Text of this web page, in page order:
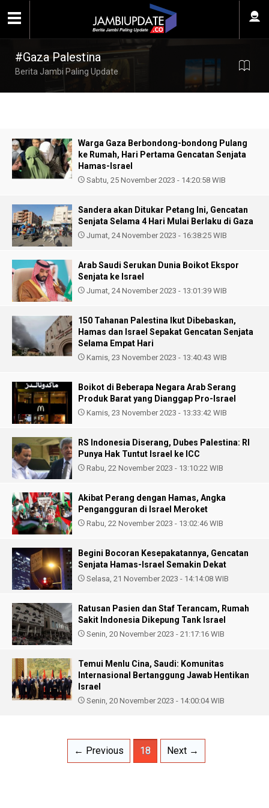
#Gaza Palestina
Berita Jambi Paling Update
Warga Gaza Berbondong-bondong Pulang
ke Rumah, Hari Pertama Gencatan Senjata
Hamas-Israel
Sabtu, 25 November 2023 - 14:20:58 WIB
Sandera akan Ditukar Petang Ini, Gencatan
Senjata Selama 4 Hari Mulai Berlaku di Gaza
Jumat, 24 November 2023 - 16:38:25 WIB
Arab Saudi Serukan Dunia Boikot Ekspor
Senjata ke Israel
Jumat, 24 November 2023 - 13:01:39 WIB
150 Tahanan Palestina Ikut Dibebaskan,
Hamas dan Israel Sepakat Gencatan Senjata
Selama Empat Hari
Kamis, 23 November 2023 - 13:40:43 WIB
Boikot di Beberapa Negara Arab Serang
Produk Barat yang Dianggap Pro-Israel
Kamis, 23 November 2023 - 13:33:42 WIB
RS Indonesia Diserang, Dubes Palestina: RI
Punya Hak Tuntut Israel ke ICC
Rabu, 22 November 2023 - 13:10:22 WIB
Akibat Perang dengan Hamas, Angka
Pengangguran di Israel Meroket
Rabu, 22 November 2023 - 13:02:46 WIB
Begini Bocoran Kesepakatannya, Gencatan
Senjata Hamas-Israel Semakin Dekat
Selasa, 21 November 2023 - 14:14:08 WIB
Ratusan Pasien dan Staf Terancam, Rumah
Sakit Indonesia Dikepung Tank Israel
Senin, 20 November 2023 - 21:17:16 WIB
Temui Menlu Cina, Saudi: Komunitas
Internasional Bertanggung Jawab Hentikan
Israel
Senin, 20 November 2023 - 14:00:04 WIB
← Previous 18 Next →